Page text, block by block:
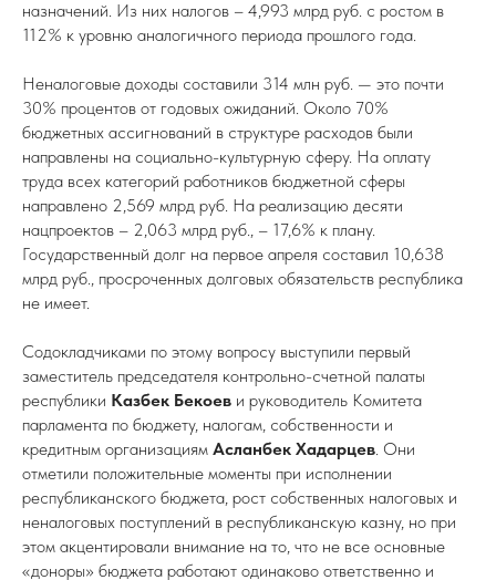
назначений. Из них налогов – 4,993 млрд руб. с ростом в
112% к уровню аналогичного периода прошлого года.
Неналоговые доходы составили 314 млн руб. — это почти
30% процентов от годовых ожиданий. Около 70%
бюджетных ассигнований в структуре расходов были
направлены на социально-культурную сферу. На оплату
труда всех категорий работников бюджетной сферы
направлено 2,569 млрд руб. На реализацию десяти
нацпроектов – 2,063 млрд руб., – 17,6% к плану.
Государственный долг на первое апреля составил 10,638
млрд руб., просроченных долговых обязательств республика
не имеет.
Содокладчиками по этому вопросу выступили первый
заместитель председателя контрольно-счетной палаты
республики Казбек Бекоев и руководитель Комитета
парламента по бюджету, налогам, собственности и
кредитным организациям Асланбек Хадарцев. Они
отметили положительные моменты при исполнении
республиканского бюджета, рост собственных налоговых и
неналоговых поступлений в республиканскую казну, но при
этом акцентировали внимание на то, что не все основные
«доноры» бюджета работают одинаково ответственно и